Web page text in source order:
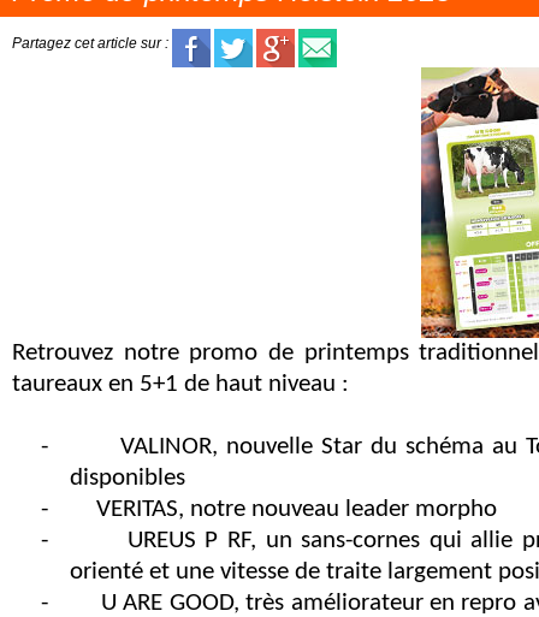
Partagez cet article sur :
Retrouvez notre promo de printemps
taureaux en 5+1 de haut niveau :
-
VALINOR, nouvelle Star du schéma au
disponibles
-
VERITAS, notre nouveau leader morpho
-
UREUS P RF, un sans-cornes qui allie
orienté et une vitesse de traite largement
-
U ARE GOOD, très améliorateur en repro